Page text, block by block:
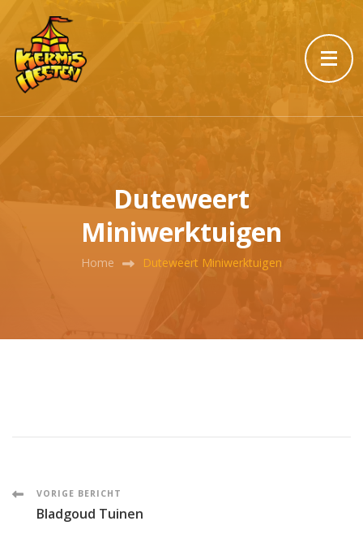
Duteweert
Miniwerktuigen
Home Duteweert Miniwerktuigen
Post
VORIGE BERICHT
Bladgoud Tuinen